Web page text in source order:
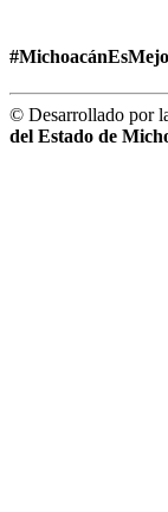
© Desarrollado por
del Estado de